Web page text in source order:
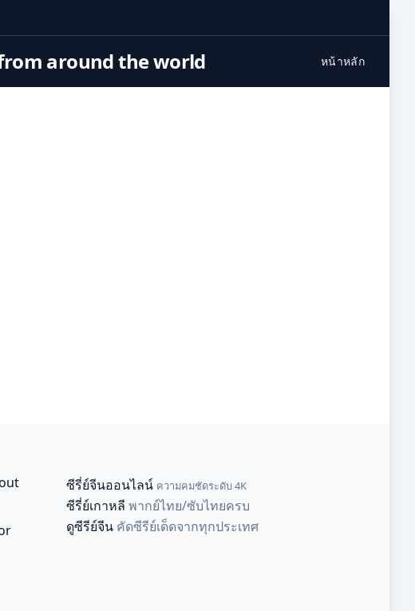
around the world หน้าหลัก
ซีรี่ย์จีนออนไลน์ ความคมชัดระดับ 4K
ซีรี่ย์เกาหลี พากย์ไทย/ซับไทยครบ
ดูซีรีย์จีน คัดซีรีย์เด็ดจากทุกประเทศ